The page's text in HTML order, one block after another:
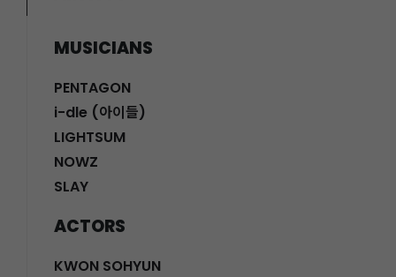
MUSICIANS
PENTAGON
i-dle (아이들)
LIGHTSUM
NOWZ
SLAY
ACTORS
KWON SOHYUN